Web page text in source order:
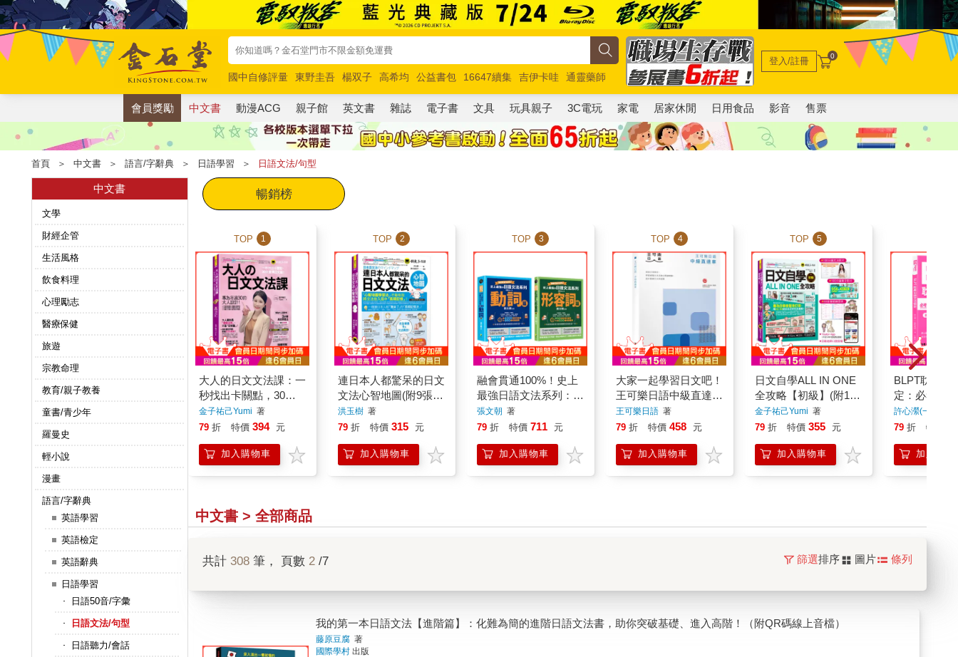
國中自修評量 東野圭吾 楊双子 高希均 公益書包 16647續集 吉伊卡哇
通靈藥師
唯紅花綻放
奧德賽 路邊攤新作 馬斯克 玩具總動員5 超慢跑
登入/註冊 0
會員獎勵 中文書 動漫ACG 親子館 英文書 雜誌 電子書 文具 玩具親子 3C電玩 家電 居家休閒 日用食品 影音 售票
首頁 ＞ 中文書 ＞ 語言/字辭典 ＞ 日語學習 ＞ 日語文法/句型
中文書
文學
財經企管
生活風格
飲食料理
心理勵志
醫療保健
旅遊
宗教命理
教育/親子教養
童書/青少年
羅曼史
輕小說
漫畫
語言/字辭典
英語學習
英語檢定
英語辭典
日語學習
日語50音/字彙
日語文法/句型
日語聽力/會話
暢銷榜
TOP 1
大人的日文文法課：一
秒找出卡關點，30天
重構日文腦！(附30堂
Yumi老師親自教學文
App」內含VRP虛擬點
金子祐己Yumi 著
79 折 特價 394 元
加入購物車
TOP 2
連日本人都驚呆的日文
文法心智地圖(附9張文
法心智地圖拉頁+心智
圖教學課程)
洪玉樹著
79 折 特價 315 元
加入購物車
TOP 3
融會貫通100%！史上
最強日語文法系列：動
詞篇、形容詞篇（2冊
一套）
張文朝 著
79 折 特價 711 元
加入購物車
TOP 4
大家一起學習日文吧！
王可樂日語中級直達
車：想要快速升級日語
能力就靠這本！詳盡文
附錄
王可樂日語著
79 折 特價 458 元
加入購物車
TOP 5
日文自學ALL IN ONE
全攻略【初級】(附100
分鐘老師真人教學文法
影片＋100分鐘單字學
習表＋「Youtor App」
金子祐己Yumi 著
79 折 特價 355 元
加入購物車
BLPT耽美日
定：必考！
人臉紅心跳
型！
許心瀠(一點點老
79 折 特價
加入購物
中文書 > 全部商品
共計 308 筆， 頁數 2 /7 篩選排序 圖片 條列
我的第一本日語文法【進階篇】：化難為簡的進階日語文法書，助你突破基礎、進入高階！（附QR碼線上音檔）
藤原豆腐 著
國際學村 出版